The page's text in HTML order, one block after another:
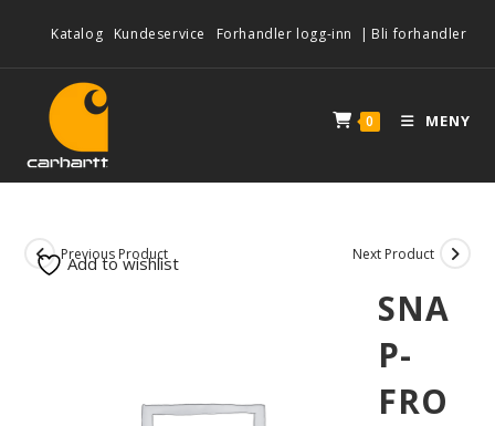
Katalog Kundeservice Forhandler logg-inn | Bli forhandler
0 MENY
Previous Product Next Product
SNA
P-
FRO
Add to wishlist